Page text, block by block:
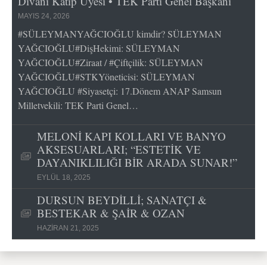
MAYIS 24, 2026
#SÜLEYMANYAĞCIOĞLU kimdir? SÜLEYMAN
YAĞCIOĞLU#DişHekimi: SÜLEYMAN
YAĞCIOĞLU#Ziraat / #Çiftçilik: SÜLEYMAN
YAĞCIOĞLU#STKYöneticisi: SÜLEYMAN
YAĞCIOĞLU #Siyasetçi: 17.Dönem ANAP Samsun
Milletvekili: TEK Parti Genel…
MELONİ KAPI KOLLARI VE BANYO
AKSESUARLARI; “ESTETİK VE
DAYANIKLILIĞI BİR ARADA SUNAR!”
EYLÜL 18, 2025
DURSUN BEYDİLLİ; SANATÇI &
BESTEKAR & ŞAİR & OZAN
HAZIRAN 21, 2025